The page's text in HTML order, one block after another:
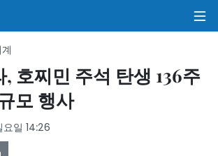
집
정치
호찌민 주석 탄생 136주
모 행사
일 14:26